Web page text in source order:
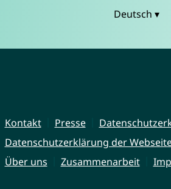
Deutsch ▾
Kontakt Presse
Datenschutzerklärung der
Über uns
Zusammenarbeit